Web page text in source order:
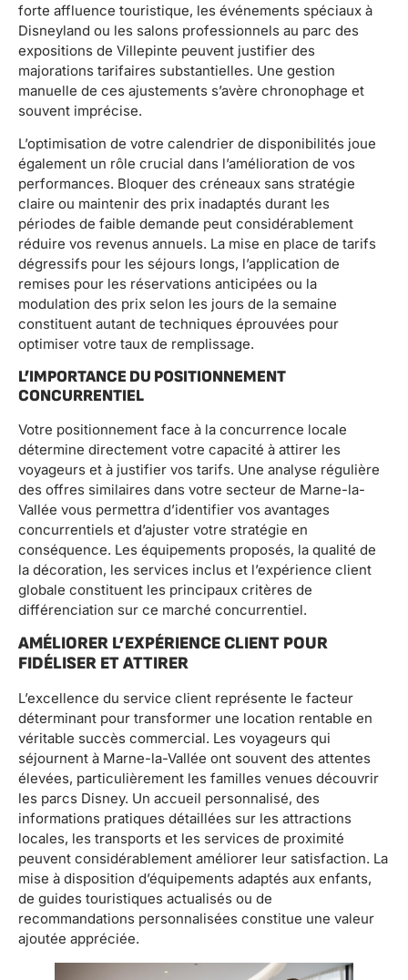
forte affluence touristique, les événements spéciaux à
Disneyland ou les salons professionnels au parc des
expositions de Villepinte peuvent justifier des
majorations tarifaires substantielles. Une gestion
manuelle de ces ajustements s’avère chronophage et
souvent imprécise.
L’optimisation de votre calendrier de disponibilités joue
également un rôle crucial dans l’amélioration de vos
performances. Bloquer des créneaux sans stratégie
claire ou maintenir des prix inadaptés durant les
périodes de faible demande peut considérablement
réduire vos revenus annuels. La mise en place de tarifs
dégressifs pour les séjours longs, l’application de
remises pour les réservations anticipées ou la
modulation des prix selon les jours de la semaine
constituent autant de techniques éprouvées pour
optimiser votre taux de remplissage.
L’IMPORTANCE DU POSITIONNEMENT
CONCURRENTIEL
Votre positionnement face à la concurrence locale
détermine directement votre capacité à attirer les
voyageurs et à justifier vos tarifs. Une analyse régulière
des offres similaires dans votre secteur de Marne-la-
Vallée vous permettra d’identifier vos avantages
concurrentiels et d’ajuster votre stratégie en
conséquence. Les équipements proposés, la qualité de
la décoration, les services inclus et l’expérience client
globale constituent les principaux critères de
différenciation sur ce marché concurrentiel.
AMÉLIORER L’EXPÉRIENCE CLIENT POUR
FIDÉLISER ET ATTIRER
L’excellence du service client représente le facteur
déterminant pour transformer une location rentable en
véritable succès commercial. Les voyageurs qui
séjournent à Marne-la-Vallée ont souvent des attentes
élevées, particulièrement les familles venues découvrir
les parcs Disney. Un accueil personnalisé, des
informations pratiques détaillées sur les attractions
locales, les transports et les services de proximité
peuvent considérablement améliorer leur satisfaction. La
mise à disposition d’équipements adaptés aux enfants,
de guides touristiques actualisés ou de
recommandations personnalisées constitue une valeur
ajoutée appréciée.